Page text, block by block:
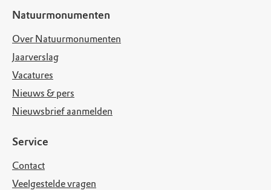
Natuurmonumenten
Over Natuurmonumenten
Jaarverslag
Vacatures
Nieuws & pers
Nieuwsbrief aanmelden
Service
Contact
Veelgestelde vragen